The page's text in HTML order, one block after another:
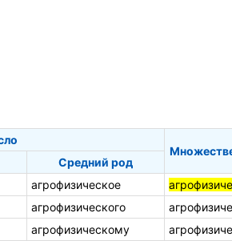
Средний род
агрофизическое
агрофизического
агрофизическому